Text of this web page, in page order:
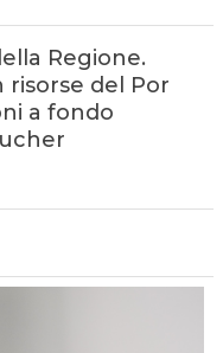
Regione.
risorse del Por
a fondo